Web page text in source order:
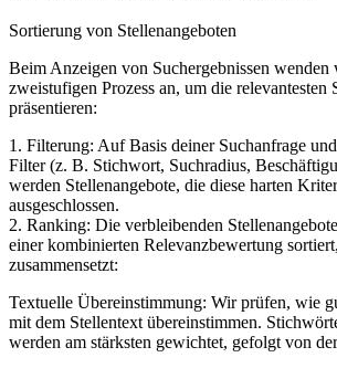
Sortierung von Stellenangeboten
Beim Anzeigen von Suchergebnissen wenden
zweistufigen Prozess an, um die relevantesten
präsentieren:
1. Filterung: Auf Basis deiner Suchanfrage
Filter (z. B. Stichwort, Suchradius,
werden Stellenangebote, die diese harten
ausgeschlossen.
2. Ranking: Die verbleibenden
einer kombinierten Relevanzbewertung
zusammensetzt:
Textuelle Übereinstimmung: Wir prüfen, wie
mit dem Stellentext übereinstimmen.
werden am stärksten gewichtet, gefolgt von